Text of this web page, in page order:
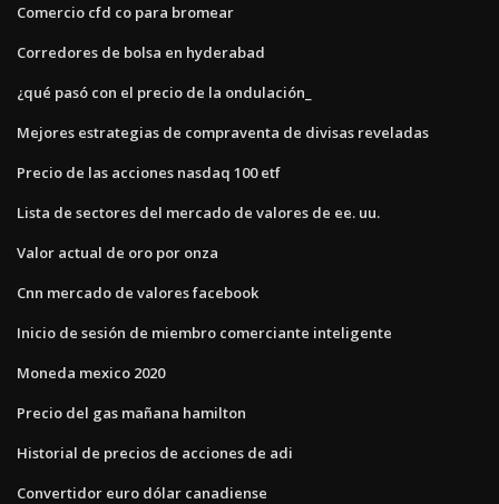
Comercio cfd co para bromear
Corredores de bolsa en hyderabad
¿qué pasó con el precio de la ondulación_
Mejores estrategias de compraventa de divisas reveladas
Precio de las acciones nasdaq 100 etf
Lista de sectores del mercado de valores de ee. uu.
Valor actual de oro por onza
Cnn mercado de valores facebook
Inicio de sesión de miembro comerciante inteligente
Moneda mexico 2020
Precio del gas mañana hamilton
Historial de precios de acciones de adi
Convertidor euro dólar canadiense